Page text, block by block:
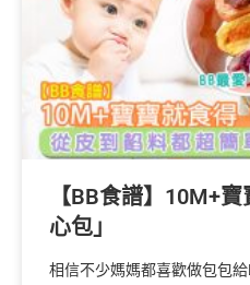
【BB食譜】10M+
心包」
相信不少媽媽都喜歡做包包